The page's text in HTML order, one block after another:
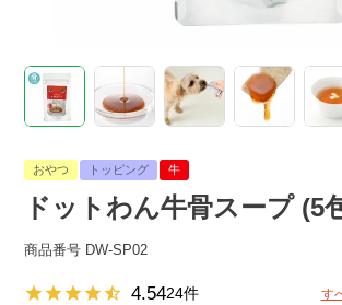
おやつ トッピング 牛
ドットわん牛骨スープ (5
商品番号 DW-SP02
4.5424 す